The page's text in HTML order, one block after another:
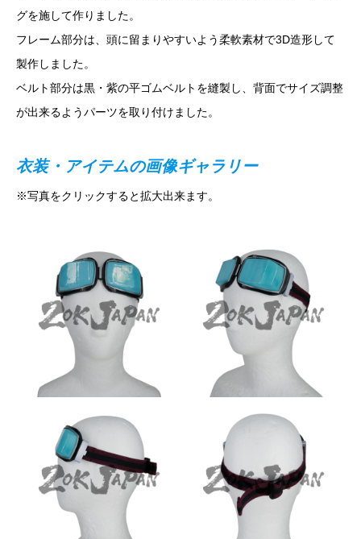
グを施して作りました。
フレーム部分は、頭に留まりやすいよう柔軟素材で3D造形して
製作しました。
ベルト部分は黒・紫の平ゴムベルトを縫製し、背面でサイズ調整
が出来るようパーツを取り付けました。
衣装・アイテムの画像ギャラリー
※写真をクリックすると拡大出来ます。